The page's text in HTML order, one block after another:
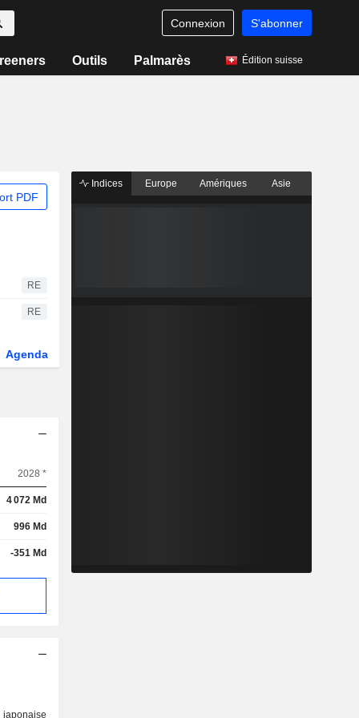
Connexion S'abonner
Outils Palmarès Édition suisse
PDF
RE
RE
Agenda
2028 *
4 072 Md
996 Md
-351 Md
Indices Europe Amériques Asie